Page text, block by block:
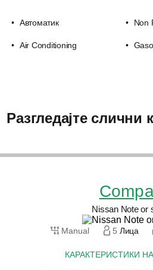
Автоматик
Air Conditioning
Non
Разгледајте слични
Nissan Note or
Manual 5 Лица
КАРАКТЕРИСТИКИ